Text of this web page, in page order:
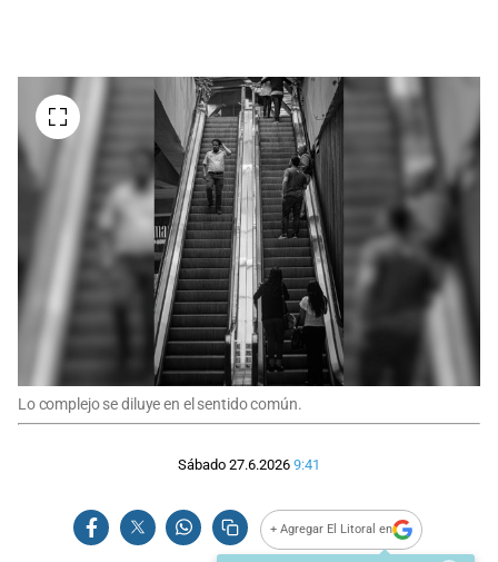
Lo complejo se diluye en el sentido común.
Sábado 27.6.2026 9:41
+ Agregar El Litoral en